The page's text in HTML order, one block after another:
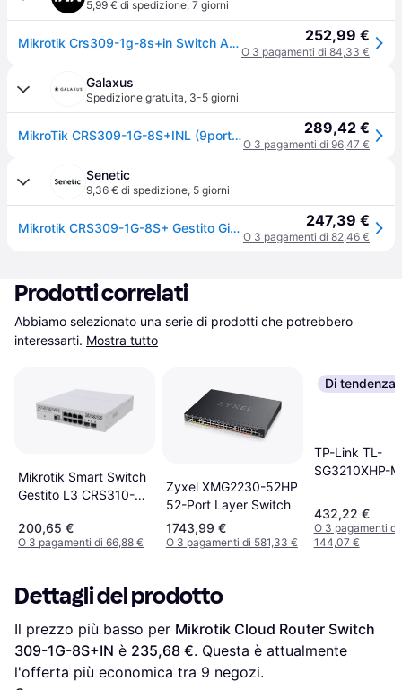
5,99 € di spedizione, 7 giorni
Mikrotik Crs309-1g-8s+in Switch Argento One Size / EU Plug 220V 252,99 €
O 3 pagamenti di 84,33 €
Galaxus
Spedizione gratuita, 3-5 giorni
MikroTik CRS309-1G-8S+INL (9porte), Switch di rete, Bianco 289,42 €
O 3 pagamenti di 96,47 €
Senetic
9,36 € di spedizione, 5 giorni
Mikrotik CRS309-1G-8S+ Gestito Gigabit Ethernet CRS309-1G-8S+IN 247,39 €
O 3 pagamenti di 82,46 €
Prodotti correlati
Abbiamo selezionato una serie di prodotti che potrebbero
interessarti. Mostra tutto
Mikrotik Smart Switch
Gestito L3 CRS310-
Ethernet
(100/1000/2500)
200,65 €
O 3 pagamenti di 66,88 €
Zyxel XMG2230-52HP
52-Port Layer Switch
1743,99 €
O 3 pagamenti di 581,33 €
Di tendenza
TP-Link TL-
SG3210XHP-
432,22 €
O 3 pagamenti di
144,07 €
Dettagli del prodotto
Il prezzo più basso per Mikrotik Cloud Router Switch
309-1G-8S+IN è 235,68 €. Questa è attualmente
l'offerta più economica tra 9 negozi.